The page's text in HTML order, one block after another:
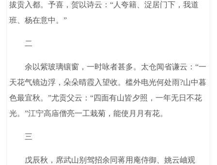
拔贡入都。予喜，贺以诗云：“人夸籍、浞居门下，我道
班、杨在意中。”
二
余以紫玻璃镶窗，一时咏者甚多。太仓闻省谦云：“一
天花气镜边浮，朵朵晴霞入望收。槛外电光何处雨?山中暮
色最宜秋。”尤贡父云：“四面有山皆夕照，一年无日不花
光。”江宁高庙僧亮一工栽菊，能使月月有花。
三
戊辰秋，席武山别驾招余同蒋用庵侍御、姚云岫观